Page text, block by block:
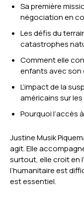
Sa première
négociation en
Les défis du
catastrophes
Comment elle
enfants avec son
L’impact de la
américains sur les
Pourquoi l’accès
Justine Musik
agit. Elle
surtout, elle croit en
l’humanitaire est
est essentiel.